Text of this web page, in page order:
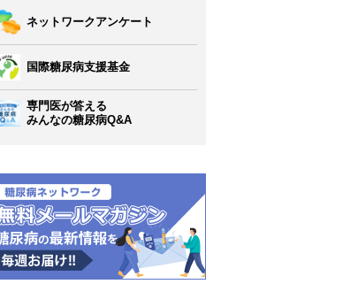
ネットワークアンケート
国際糖尿病支援基金
専門医が答える
みんなの糖尿病Q&A